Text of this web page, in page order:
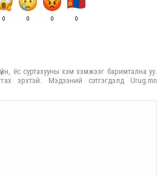
0 0 0 0
ёс суртахууны хэм хэмжээг баримтална уу.
эрхтэй. Мэдээний сэтгэгдэлд Urug.mn